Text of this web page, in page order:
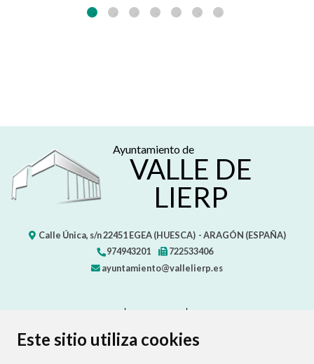
Este sitio utiliza cookies
Ayuntamiento de
VALLE DE
LIERP
Calle Única, s/n22451 EGEA (HUESCA) - ARAGÓN (ESPAÑA)
974943201
722533406
ayuntamiento@vallelierp.es
PROTECCIÓN DE DATOS
POLÍTICA DE COOKIES